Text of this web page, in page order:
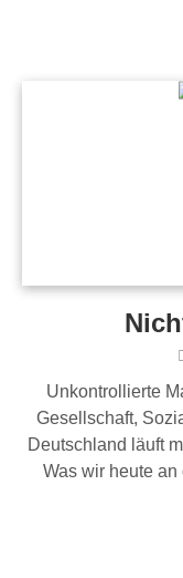
Unkontrollierte
Gesellschaft,
Deutschland läuft
Was wir heute